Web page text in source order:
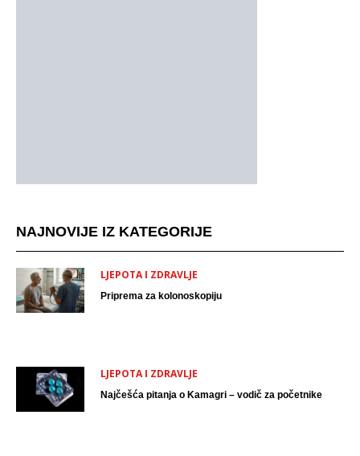
NAJNOVIJE IZ KATEGORIJE
LJEPOTA I ZDRAVLJE
Priprema za kolonoskopiju
LJEPOTA I ZDRAVLJE
Najčešća pitanja o Kamagri – vodič za početnike